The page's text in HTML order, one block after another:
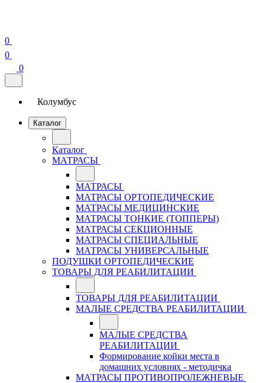
0
0
0
Колумбус
Каталог
Каталог
МАТРАСЫ
МАТРАСЫ
МАТРАСЫ ОРТОПЕДИЧЕСКИЕ
МАТРАСЫ МЕДИЦИНСКИЕ
МАТРАСЫ ТОНКИЕ (ТОППЕРЫ)
МАТРАСЫ СЕКЦИОННЫЕ
МАТРАСЫ СПЕЦИАЛЬНЫЕ
МАТРАСЫ УНИВЕРСАЛЬНЫЕ
ПОДУШКИ ОРТОПЕДИЧЕСКИЕ
ТОВАРЫ ДЛЯ РЕАБИЛИТАЦИИ
ТОВАРЫ ДЛЯ РЕАБИЛИТАЦИИ
МАЛЫЕ СРЕДСТВА РЕАБИЛИТАЦИИ
МАЛЫЕ СРЕДСТВА
РЕАБИЛИТАЦИИ
Формирование койки места в
домашних условиях - методичка
МАТРАСЫ ПРОТИВОПРОЛЕЖНЕВЫЕ